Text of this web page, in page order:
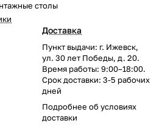
столы
Доставка
Пункт выдачи: г. Ижевск,
ул. 30 лет Победы, д. 20.
Время работы: 9:00–18:00.
Срок доставки: 3-5 рабочих
дней
Подробнее обусловиях
доставки